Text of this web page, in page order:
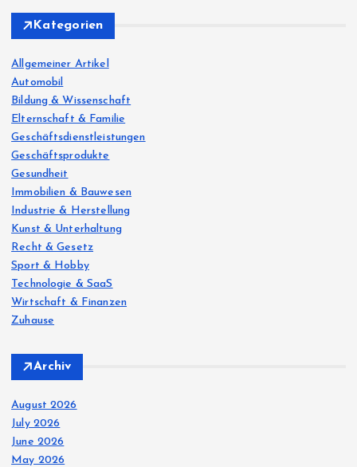
f
o
r
:
Kategorien
Allgemeiner Artikel
Automobil
Bildung & Wissenschaft
Elternschaft & Familie
Geschäftsdienstleistungen
Geschäftsprodukte
Gesundheit
Immobilien & Bauwesen
Industrie & Herstellung
Kunst & Unterhaltung
Recht & Gesetz
Sport & Hobby
Technologie & SaaS
Wirtschaft & Finanzen
Zuhause
Archiv
August 2026
July 2026
June 2026
May 2026